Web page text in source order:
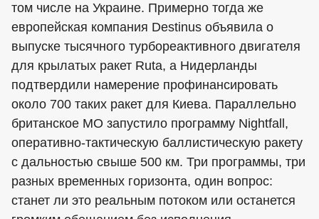
том числе на Украине. Примерно тогда же
европейская компания Destinus объявила о
выпуске тысячного турбореактивного двигателя
для крылатых ракет Ruta, а Нидерланды
подтвердили намерение профинансировать
около 700 таких ракет для Киева. Параллельно
британское МО запустило программу Nightfall,
оперативно-тактическую баллистическую ракету
с дальностью свыше 500 км. Три программы, три
разных временных горизонта, один вопрос:
станет ли это реальным потоком или останется